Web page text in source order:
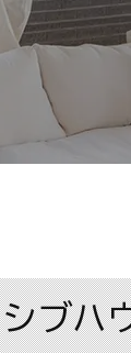
ブハ